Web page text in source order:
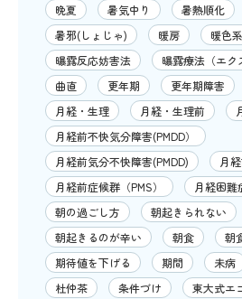
晩夏
暑気中り 暑熱順化
暑邪(しょじゃ)
暖房 暖色
曝露反応妨害法
曝露療法（エク
曲直
更年期 更年期障害
月経・生理
月経・生理前
月経前不快気分障害(PMDD）
月経前気分不快障害(PMDD)
月
月経前症候群（PMS）
月経困難
朝の過ごし方
朝起きられない
朝起きるのが辛い
朝食 朝
期待値を下げる
期間 未病
杜仲茶
条件づけ
東大式エ